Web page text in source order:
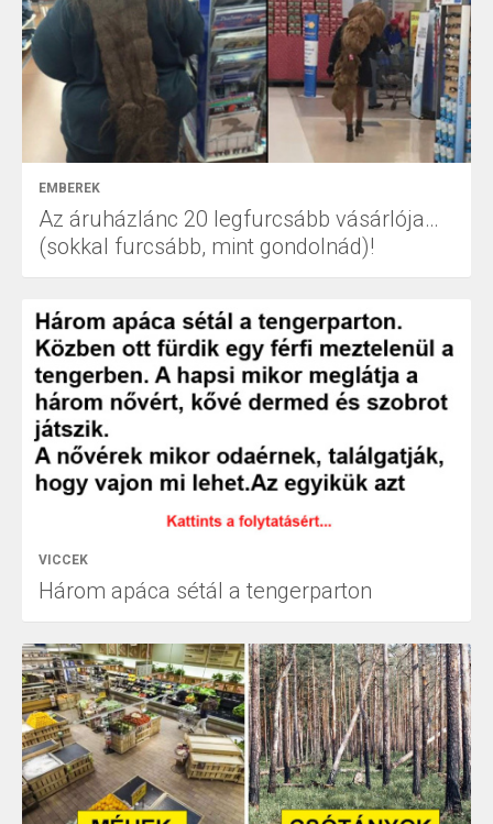
EMBEREK
Az áruházlánc 20 legfurcsább vásárlója…
(sokkal furcsább, mint gondolnád)!
VICCEK
Három apáca sétál a tengerparton